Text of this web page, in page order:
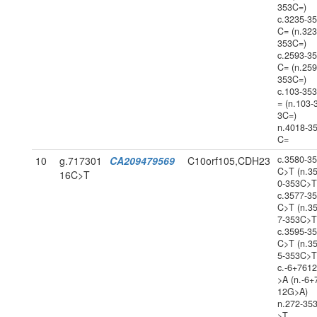
353C=)
c.3235-
C=
353C=)
c.2593-
C=
353C=)
c.103-
= (n.103-
3C=)
n.4018-
C=
10
g.717301
16C>T
CA209479569 C10orf105,CDH23
c.3580-
C>T
0-
c.3577-
C>T
7-
c.3595-
C>T
5-
c.-
>A (n.-
12G>A)
n.272-